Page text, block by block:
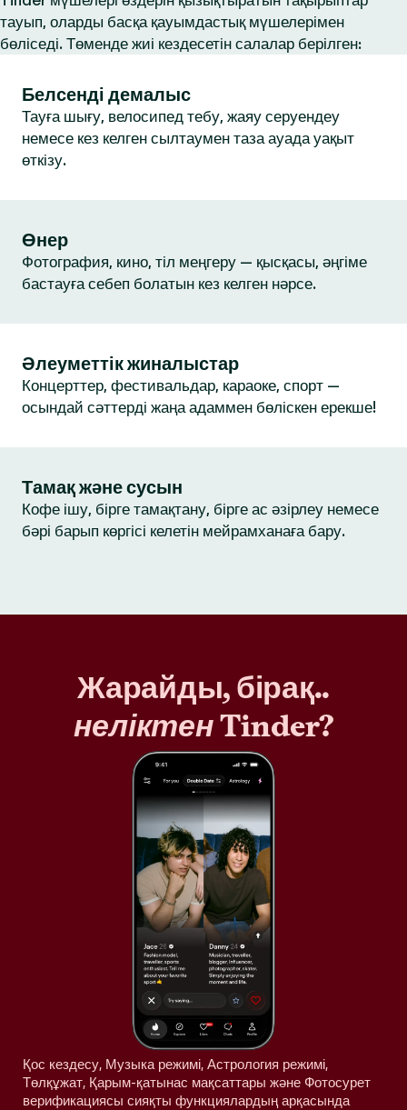
тауып, оларды басқа қауымдастық мүшелерімен
бөліседі. Төменде жиі кездесетін салалар берілген:
Белсенді демалыс
Тауға шығу, велосипед тебу, жаяу серуендеу
немесе кез келген сылтаумен таза ауада уақыт
өткізу.
Өнер
Фотография, кино, тіл меңгеру — қысқасы, әңгіме
бастауға себеп болатын кез келген нәрсе.
Әлеуметтік жиналыстар
Концерттер, фестивальдар, караоке, спорт —
осындай сәттерді жаңа адаммен бөліскен ерекше!
Тамақ және сусын
Кофе ішу, бірге тамақтану, бірге ас әзірлеу немесе
бәрі барып көргісі келетін мейрамханаға бару.
Жарайды, бірақ..
неліктенTinder?
Қос кездесу, Музыка режимі, Астрология режимі,
Төлқұжат, Қарым-қатынас мақсаттары және Фотосурет
верификациясы сияқты функциялардың арқасында